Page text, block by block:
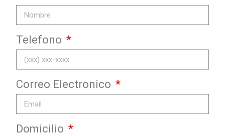
Telefono
Correo Electronico
Domicilio